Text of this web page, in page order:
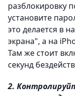
разблокировку
установите
это делается в
экрана", а на
Там же стоит
секунд
2.